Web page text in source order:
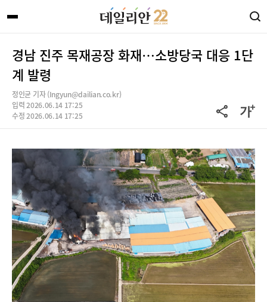
경남 진주 목재공장 화재…소방당국 대응 1단
계 발령
정인균 기자 (Ingyun@dailian.co.kr)
입력 2026.06.14 17:25
수정 2026.06.14 17:25